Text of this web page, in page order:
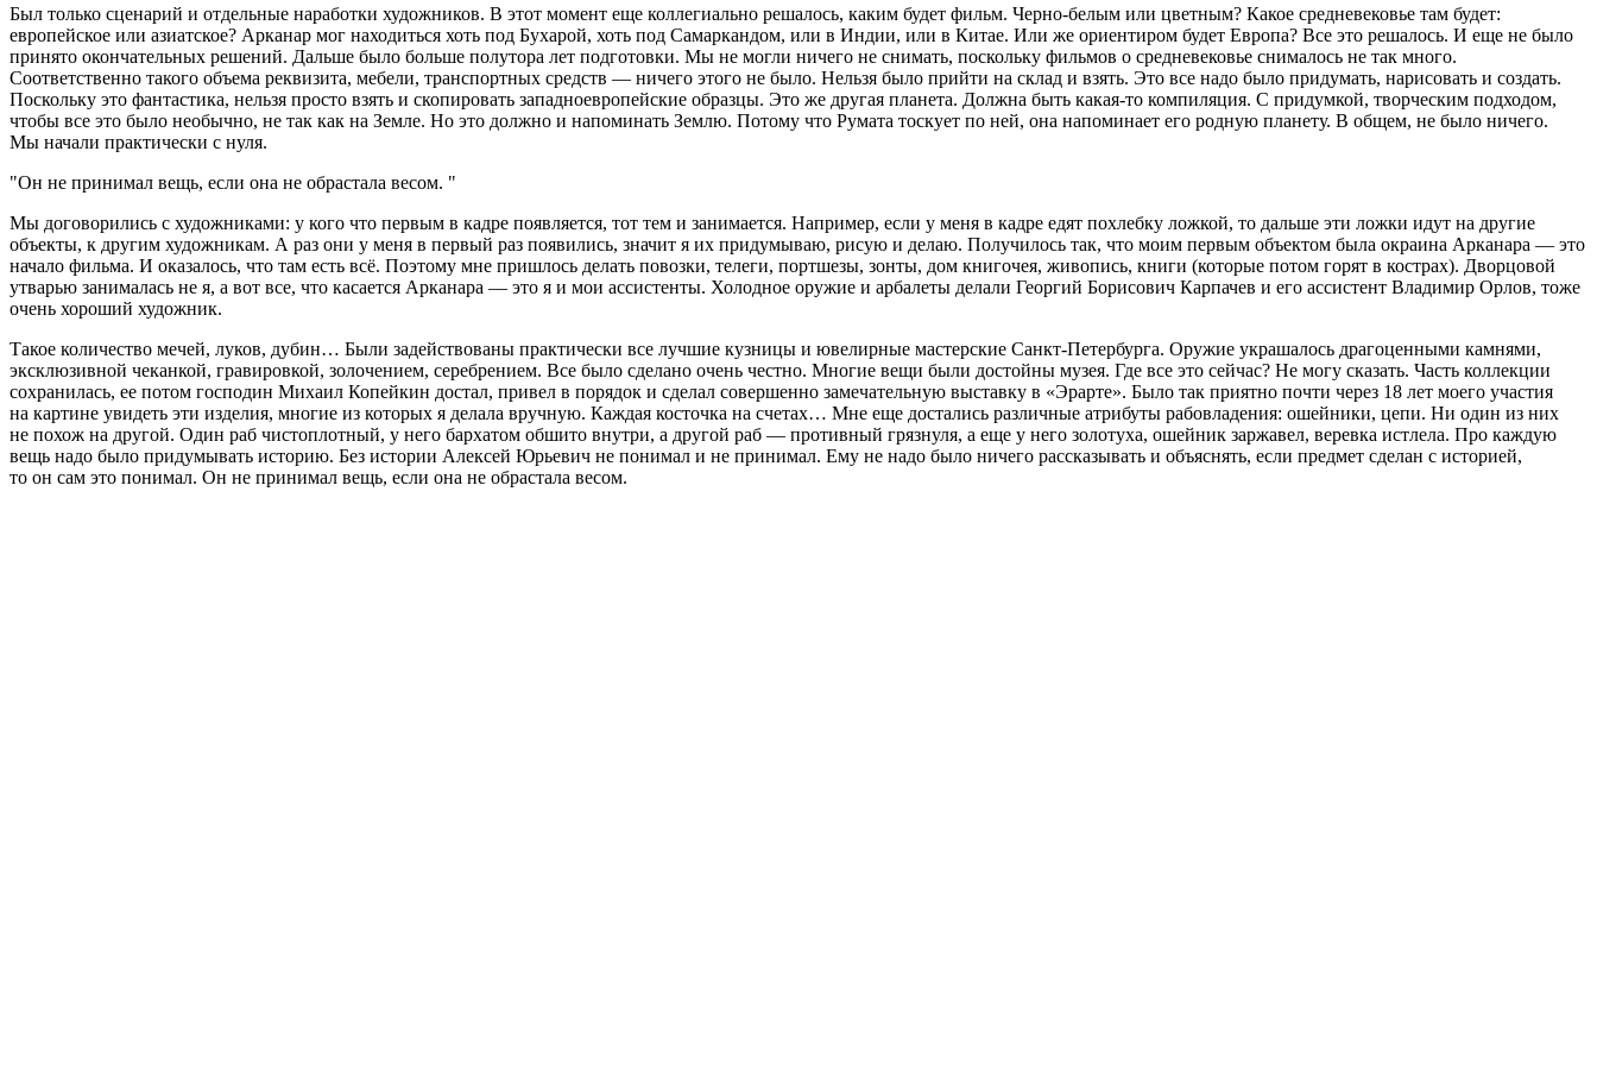
Был только сценарий и отдельные наработки художников. В этот момент еще коллегиально решалось, каким будет фильм. Черно-белым или цветным? Какое средневековье там будет:
европейское или азиатское? Арканар мог находиться хоть под Бухарой, хоть под Самаркандом, или в Индии, или в Китае. Или же ориентиром будет Европа? Все это решалось. И еще не было
принято окончательных решений. Дальше было больше полутора лет подготовки. Мы не могли ничего не снимать, поскольку фильмов о средневековье снималось не так много.
Соответственно такого объема реквизита, мебели, транспортных средств — ничего этого не было. Нельзя было прийти на склад и взять. Это все надо было придумать, нарисовать и создать.
Поскольку это фантастика, нельзя просто взять и скопировать западноевропейские образцы. Это же другая планета. Должна быть какая-то компиляция. С придумкой, творческим подходом,
чтобы все это было необычно, не так как на Земле. Но это должно и напоминать Землю. Потому что Румата тоскует по ней, она напоминает его родную планету. В общем, не было ничего.
Мы начали практически с нуля.
Он не принимал вещь, если она не обрастала весом.
Мы договорились с художниками: у кого что первым в кадре появляется, тот тем и занимается. Например, если у меня в кадре едят похлебку ложкой, то дальше эти ложки идут на другие
объекты, к другим художникам. А раз они у меня в первый раз появились, значит я их придумываю, рисую и делаю. Получилось так, что моим первым объектом была окраина Арканара — это
начало фильма. И оказалось, что там есть всё. Поэтому мне пришлось делать повозки, телеги, портшезы, зонты, дом книгочея, живопись, книги (которые потом горят в кострах). Дворцовой
утварью занималась не я, а вот все, что касается Арканара — это я и мои ассистенты. Холодное оружие и арбалеты делали Георгий Борисович Карпачев и его ассистент Владимир Орлов, тоже
очень хороший художник.
Такое количество мечей, луков, дубин… Были задействованы практически все лучшие кузницы и ювелирные мастерские Санкт-Петербурга. Оружие украшалось драгоценными камнями,
эксклюзивной чеканкой, гравировкой, золочением, серебрением. Все было сделано очень честно. Многие вещи были достойны музея. Где все это сейчас? Не могу сказать. Часть коллекции
сохранилась, ее потом господин Михаил Копейкин достал, привел в порядок и сделал совершенно замечательную выставку в «Эрарте». Было так приятно почти через 18 лет моего участия
на картине увидеть эти изделия, многие из которых я делала вручную. Каждая косточка на счетах… Мне еще достались различные атрибуты рабовладения: ошейники, цепи. Ни один из них
не похож на другой. Один раб чистоплотный, у него бархатом обшито внутри, а другой раб — противный грязнуля, а еще у него золотуха, ошейник заржавел, веревка истлела. Про каждую
вещь надо было придумывать историю. Без истории Алексей Юрьевич не понимал и не принимал. Ему не надо было ничего рассказывать и объяснять, если предмет сделан с историей,
то он сам это понимал. Он не принимал вещь, если она не обрастала весом.